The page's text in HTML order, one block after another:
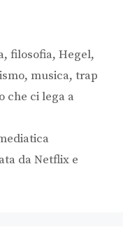
,filosofia,Hegel,
, musica, trap
che ci lega a
da Netflix e